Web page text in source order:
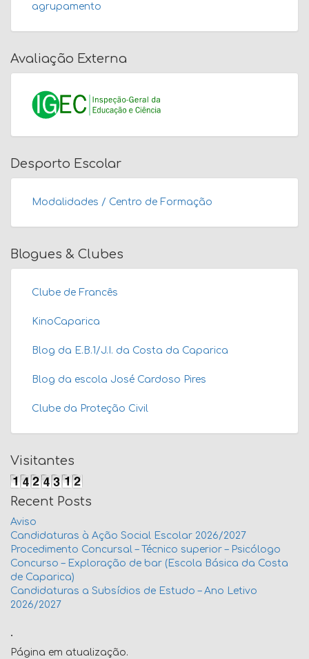
agrupamento
Avaliação Externa
Desporto Escolar
Modalidades / Centro de Formação
Blogues & Clubes
Clube de Francês
KinoCaparica
Blog da E.B.1/J.I. da Costa da Caparica
Blog da escola José Cardoso Pires
Clube da Proteção Civil
Visitantes
Recent Posts
Aviso
Candidaturas à Ação Social Escolar 2026/2027
Procedimento Concursal – Técnico superior – Psicólogo
Concurso – Exploração de bar (Escola Básica da Costa
de Caparica)
Candidaturas a Subsídios de Estudo – Ano Letivo
2026/2027
.
Página em atualização.